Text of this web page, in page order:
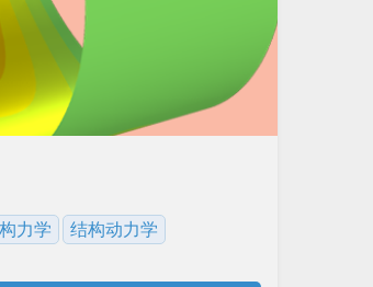
力学 结构动力学